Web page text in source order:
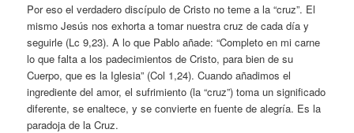
Por eso el verdadero discípulo de Cristo no teme a la “cruz”. El
mismo Jesús nos exhorta a tomar nuestra cruz de cada día y
seguirle (Lc 9,23). A lo que Pablo añade: “Completo en mi carne
lo que falta a los padecimientos de Cristo, para bien de su
Cuerpo, que es la Iglesia” (Col 1,24). Cuando añadimos el
ingrediente del amor, el sufrimiento (la “cruz”) toma un significado
diferente, se enaltece, y se convierte en fuente de alegría. Es la
paradoja de la Cruz.